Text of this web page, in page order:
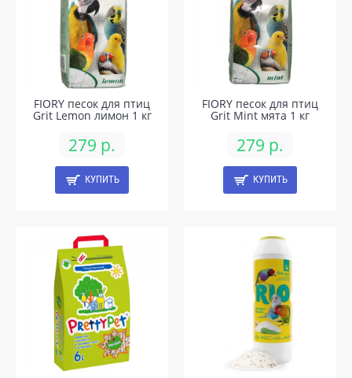
FIORY песок для птиц
Grit Lemon лимон 1 кг
279 р.
КУПИТЬ
FIORY песок для птиц
Grit Mint мята 1 кг
279 р.
КУПИТЬ